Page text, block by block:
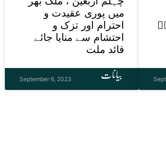
بیانات
میں پوری عقیدت و
احترام اور تزک و
احتشام سے منایا جائے
قائد ملت
September 6, 2023